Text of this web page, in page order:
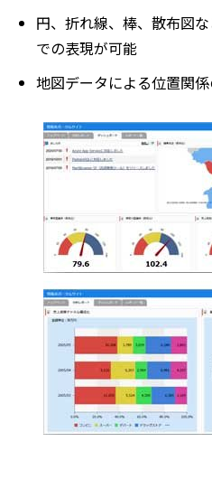
円、折れ線、棒、散布図
での表現が可能
地図データによる位置関